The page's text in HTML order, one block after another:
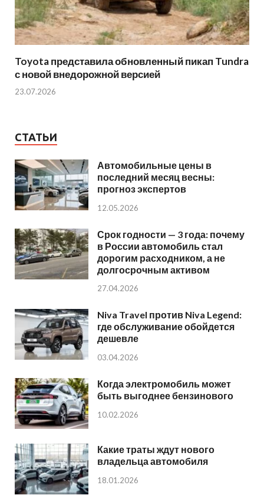
Toyota представила обновленный пикап Tundra
с новой внедорожной версией
23.07.2026
СТАТЬИ
Автомобильные цены в
последний месяц весны:
прогноз экспертов
12.05.2026
Срок годности — 3 года: почему
в России автомобиль стал
дорогим расходником, а не
долгосрочным активом
27.04.2026
Niva Travel против Niva Legend:
где обслуживание обойдется
дешевле
03.04.2026
Когда электромобиль может
быть выгоднее бензинового
10.02.2026
Какие траты ждут нового
владельца автомобиля
18.01.2026